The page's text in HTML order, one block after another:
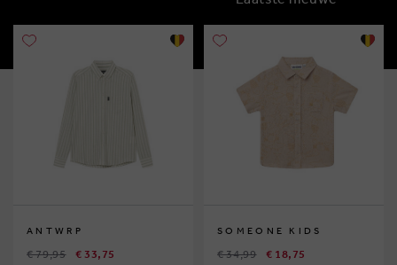
ANTWRP
€ 79,95 € 33,75
SOMEONE KIDS
€ 34,99 € 18,75